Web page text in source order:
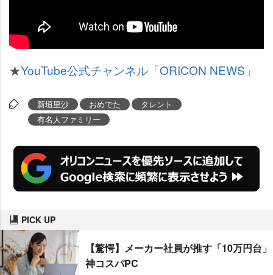
★YouTube公式チャンネル「ORICON NEWS」
新垣里沙 おめでた
タレント
有名人ファミリー
PICK UP
【驚愕】メーカー社員が推す「10万円台」
神コスパPC